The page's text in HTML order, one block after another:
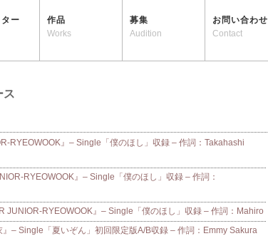
ー
作品
Works
募集
Audition
お問い合わせ
Contact
ス
RYEOWOOK』– Single「僕のほし」収録 – 作詞：Takahashi
RYEOWOOK』– Single「僕のほし」収録 – 作詞：
JUNIOR-RYEOWOOK』– Single「僕のほし」収録 – 作詞：Mahiro
』– Single「夏いぞん」初回限定版A/B収録 – 作詞：Emmy Sakura